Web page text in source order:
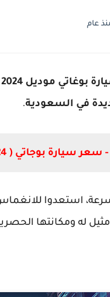
عام
بوغاتي موديل 2024
في السعودية.
سيارة بوجاتي ( 2024 )
استعدوا
مثيل له ومكانتها